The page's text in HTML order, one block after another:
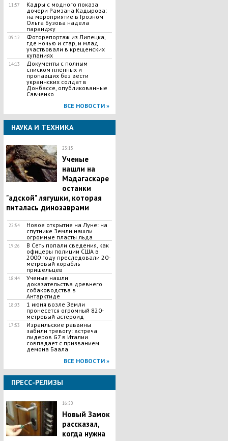
11:57
Кадры с модного показа
дочери Рамзана Кадырова:
на мероприятие в Грозном
Ольга Бузова надела
паранджу
09:12
Фоторепортаж из Липецка,
где ночью и стар, и млад
участвовали в крещенских
купаниях
14:13
Документы с полным
списком пленных и
пропавших без вести
украинских солдат в
Донбассе, опубликованные
Савченко
ВСЕ НОВОСТИ »
НАУКА И ТЕХНИКА
23:15
Ученые
нашли на
Мадагаскаре
останки
"адской" лягушки, которая
питалась динозаврами
22:54
Новое открытие на Луне: на
спутнике Земли нашли
огромные пласты льда
19:26
В Сеть попали сведения, как
офицеры полиции США в
2000 году преследовали 20-
метровый корабль
пришельцев
18:44
Ученые нашли
доказательства древнего
собаководства в
Антарктиде
18:03
1 июня возле Земли
пронесется огромный 820-
метровый астероид
17:53
Израильские раввины
забили тревогу: встреча
лидеров G7 в Италии
совпадает с призванием
демона Баала
ВСЕ НОВОСТИ »
ПРЕСС-РЕЛИЗЫ
16:50
Новый Замок
рассказал,
когда нужна